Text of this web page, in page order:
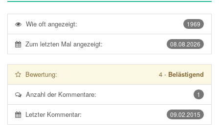
1969
Wie oft angezeigt:
08.08.2026
Zum letzten Mal angezeigt:
Bewertung: 4 - Belästigend
1
Anzahl der Kommentare:
09.02.2015
Letzter Kommentar: